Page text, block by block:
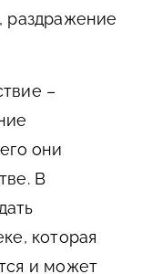
раздражение
–
они
В
которая
и может